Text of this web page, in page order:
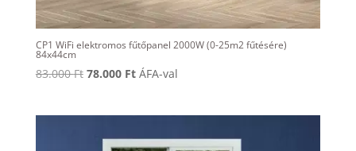
CP1 WiFi elektromos fűtőpanel 2000W (0-25m2 fűtésére)
84x44cm
83.000Ft Original
78.000 FtCurrent
ÁFA-val